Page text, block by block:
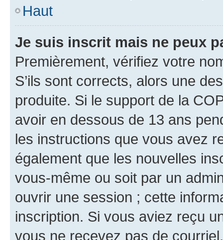
Haut
Je suis inscrit mais ne peux
Premièrement, vérifiez votre
S’ils sont corrects, alors une
produite. Si le support de la
avoir en dessous de 13 ans
les instructions que vous avez
également que les nouvelles
vous-même ou soit par un
ouvrir une session ; cette
inscription. Si vous aviez reçu
vous ne recevez pas de